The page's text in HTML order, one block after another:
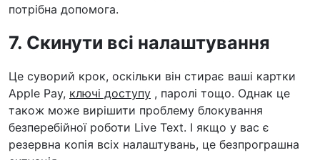
потрібна допомога.
7. Скинути всі налаштування
Це суворий крок, оскільки він стирає ваші картки
Apple Pay, ключі доступу , паролі тощо. Однак це
також може вирішити проблему блокування
безперебійної роботи Live Text. І якщо у вас є
резервна копія всіх налаштувань, це безпрограшна